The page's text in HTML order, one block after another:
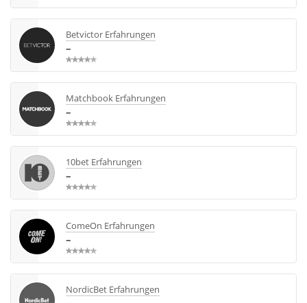
Betvictor Erfahrungen
–
Matchbook Erfahrungen
–
10bet Erfahrungen
–
ComeOn Erfahrungen
–
NordicBet Erfahrungen